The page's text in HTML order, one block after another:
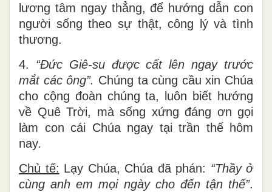
lương tâm ngay thẳng, để hướng dẫn con
người sống theo sự thật, công lý và tình
thương.
4. “Đức Giê-su được cất lên ngay trước
mắt các ông”. Chúng ta cùng cầu xin Chúa
cho cộng đoàn chúng ta, luôn biết hướng
về Quê Trời, mà sống xứng đáng ơn gọi
làm con cái Chúa ngay tại trần thế hôm
nay.
Chủ tế: Lạy Chúa, Chúa đã phán: “Thầy ở
cùng anh em mọi ngày cho đến tận thế”.